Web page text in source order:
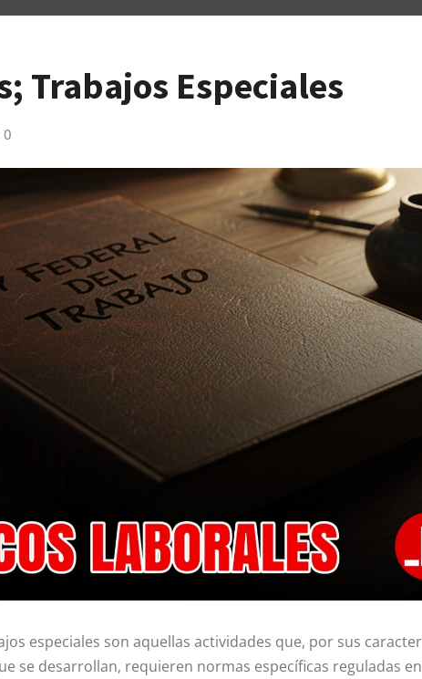
Trabajos Especiales
0
especiales son aquellas actividades que, por sus
se desarrollan, requieren normas específicas reguladas